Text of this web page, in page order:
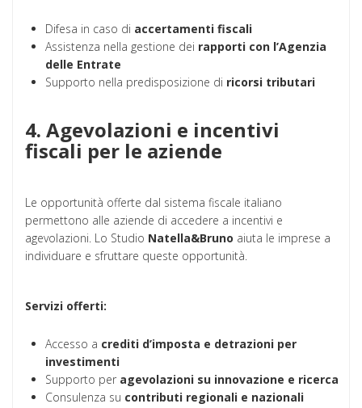
Difesa in caso di accertamenti fiscali
Assistenza nella gestione dei rapporti con l’Agenzia
delle Entrate
Supporto nella predisposizione di ricorsi tributari
4. Agevolazioni e incentivi
fiscali per le aziende
Le opportunità offerte dal sistema fiscale italiano
permettono alle aziende di accedere a incentivi e
agevolazioni. Lo Studio Natella&Bruno aiuta le imprese a
individuare e sfruttare queste opportunità.
Servizi offerti:
Accesso a crediti d’imposta e detrazioni per
investimenti
Supporto per agevolazioni su innovazione e ricerca
Consulenza su contributi regionali e nazionali